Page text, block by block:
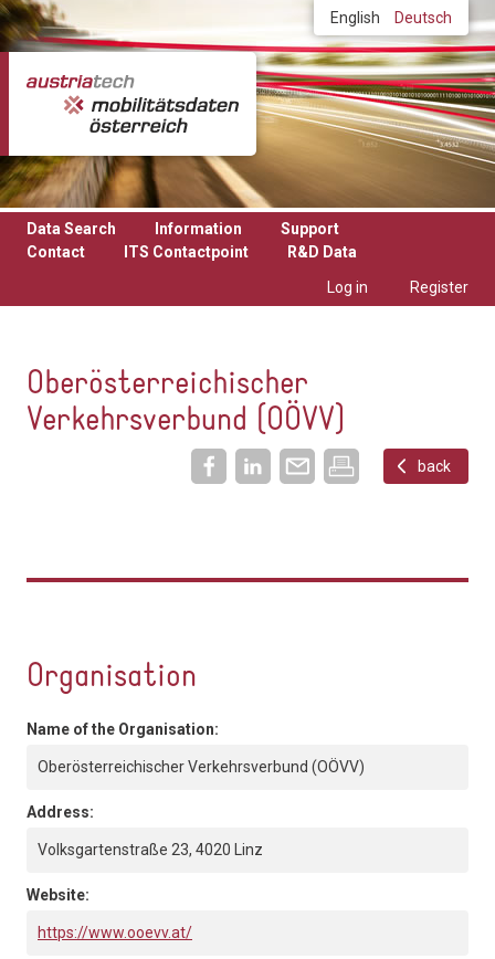
Skip to main content English Deutsch
Data Search Information
Support
Contact
ITS Contactpoint
R&D Data
Log in
Register
Oberösterreichischer
Verkehrsverbund (OÖVV)
back
Organisation
Name of the Organisation:
Oberösterreichischer Verkehrsverbund (OÖVV)
Address:
Volksgartenstraße 23, 4020 Linz
Website:
https://www.ooevv.at/